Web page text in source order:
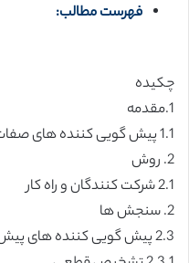
فهرست مطالب:
چکیده
1.مقدمه
1.1 پیش گویی کننده های صفات CU
2. روش
2.1 شرکت کنندگان و راه کار
2. سنجش ها
2.3 پیش گویی کننده های پیش درمان